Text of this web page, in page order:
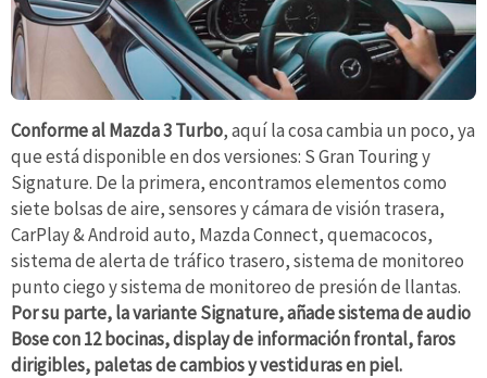
Conforme al Mazda 3 Turbo, aquí la cosa cambia un poco, ya
que está disponible en dos versiones: S Gran Touring y
Signature. De la primera, encontramos elementos como
siete bolsas de aire, sensores y cámara de visión trasera,
CarPlay & Android auto, Mazda Connect, quemacocos,
sistema de alerta de tráfico trasero, sistema de monitoreo
punto ciego y sistema de monitoreo de presión de llantas.
Por su parte, la variante Signature, añade sistema de audio
Bose con 12 bocinas, display de información frontal, faros
dirigibles, paletas de cambios y vestiduras en piel.